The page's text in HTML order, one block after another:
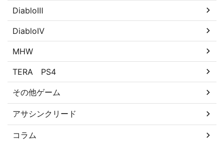
DiabloⅢ
DiabloⅣ
MHW
TERA PS4
その他ゲーム
アサシンクリード
コラム